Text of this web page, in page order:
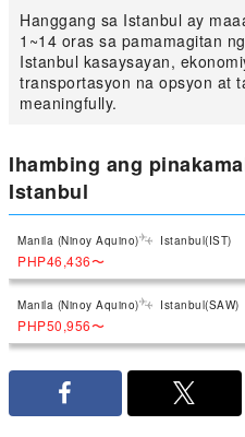
Hanggang sa Istanbul ay
1~14 oras sa pamamagitan
Istanbul kasaysayan,
transportasyon na opsyon at
meaningfully.
Ihambing ang
Istanbul
Manila (Ninoy Aquino) Istanbul(IST)
PHP46,436〜
Manila (Ninoy Aquino) Istanbul(SAW)
PHP50,956〜